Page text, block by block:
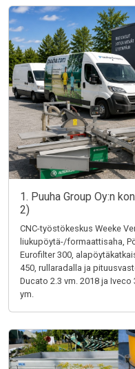
1. Puuha Group Oy:n
2)
CNC-työstökeskus Weeke
liukupöytä-/formaattisaha,
Eurofilter 300,
450, rullaradalla ja
Ducato 2.3 vm. 2018 ja
ym.